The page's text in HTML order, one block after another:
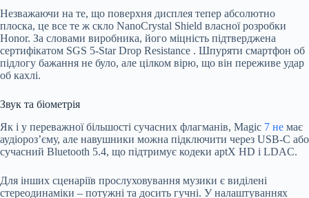
Незважаючи на те, що поверхня дисплея тепер абсолютно
плоска, це все те ж скло NanoCrystal Shield власної розробки
Honor. За словами виробника, його міцність підтверджена
сертифікатом SGS 5-Star Drop Resistance . Шпуряти смартфон об
підлогу бажання не було, але цілком вірю, що він переживе удар
об кахлі.
Звук та біометрія
Як і у переважної більшості сучасних флагманів, Magic 7 не має
аудіороз’єму, але навушники можна підключити через USB-C або
сучасний Bluetooth 5.4, що підтримує кодеки aptX HD і LDAC.
Для інших сценаріїв прослуховування музики є виділені
стереодинаміки – потужні та досить гучні. У налаштуваннях